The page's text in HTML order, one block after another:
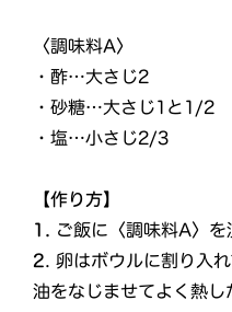
〈調味料A〉
・酢…大さじ2
・砂糖…大さじ1と1/2
・塩…小さじ2/3
【作り方】
1. ご飯に〈調味料A〉を
2 . 卵はボウルに割り入
油をなじませてよく熱し